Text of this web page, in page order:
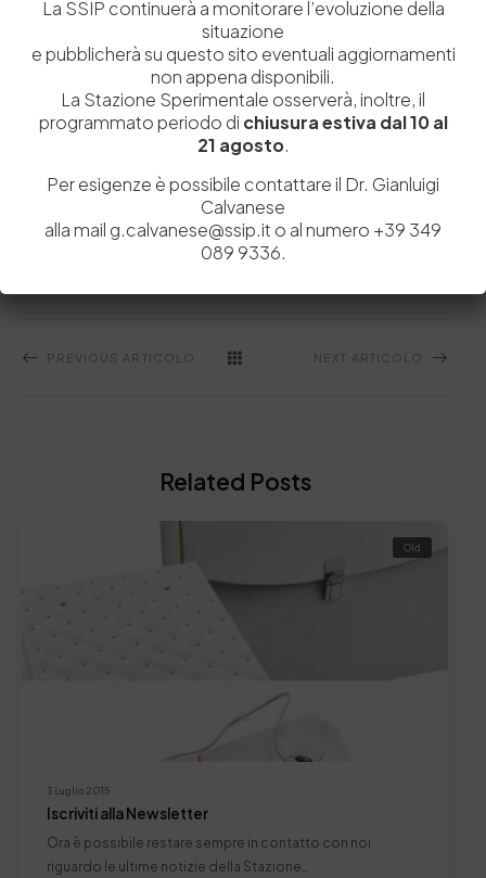
GC-MS Leopoldo Esposito
PREVIOUS ARTICOLO NEXT ARTICOLO
Related Posts
3 Luglio 2015
Old
Iscriviti alla Newsletter
Ora è possibile restare sempre in contatto con noi
riguardo le ultime notizie della Stazione…
La SSIP continuerà a monitorare l’evoluzione della
situazione
e pubblicherà su questo sito eventuali aggiornamenti
non appena disponibili.
La Stazione Sperimentale osserverà, inoltre, il
programmato periodo di chiusura estiva dal 10 al
21 agosto.
Per esigenze è possibile contattare il Dr. Gianluigi
Calvanese
alla mail g.calvanese@ssip.it o al numero +39 349
089 9336.